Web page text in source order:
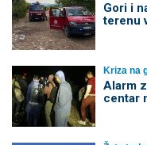
Gori i
terenu
Kriza na
Alarm
centar